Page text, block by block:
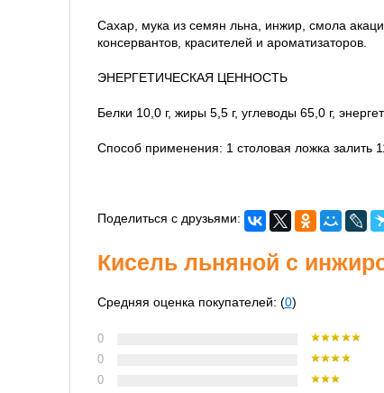
Сахар, мука из семян льна, инжир, смола
консервантов, красителей и ароматизаторов.
ЭНЕРГЕТИЧЕСКАЯ ЦЕННОСТЬ
Белки 10,0 г, жиры 5,5 г, углеводы 65,0 г,
Способ применения: 1 столовая ложка залить
Поделиться с друзьями:
Кисель льняной с
Средняя оценка покупателей: (0)
0
0
0